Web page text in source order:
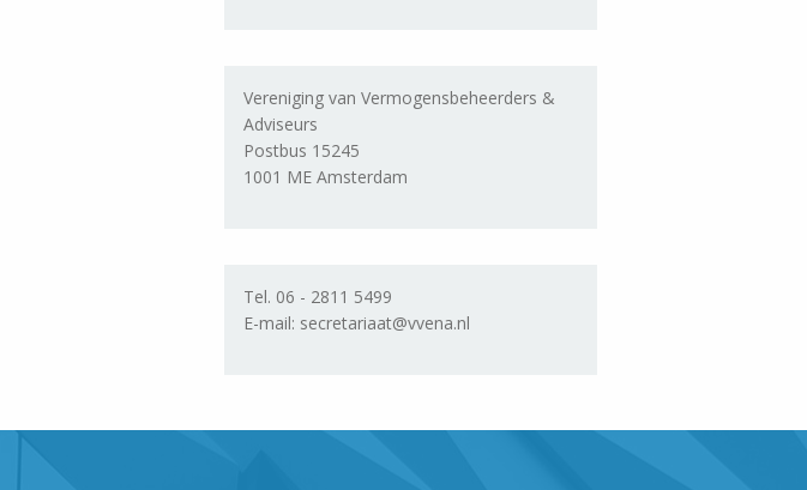
Vereniging van Vermogensbeheerders &
Adviseurs
Postbus 15245
1001 ME Amsterdam
Tel. 06 - 2811 5499
E-mail: secretariaat@vvena.nl